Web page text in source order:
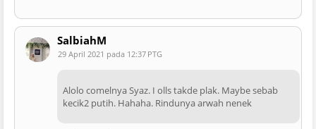
SalbiahM
29 April 2021 pada 12:37 PTG
Alolo comelnya Syaz. I olls takde plak. Maybe sebab
kecik2 putih. Hahaha. Rindunya arwah nenek